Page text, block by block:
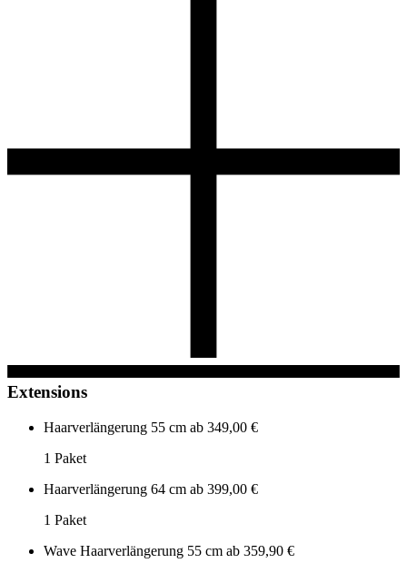
Extensions
Haarverlängerung 55 cm ab 349,00 €
1 Paket
Haarverlängerung 64 cm ab 399,00 €
1 Paket
Wave Haarverlängerung 55 cm ab 359,90 €